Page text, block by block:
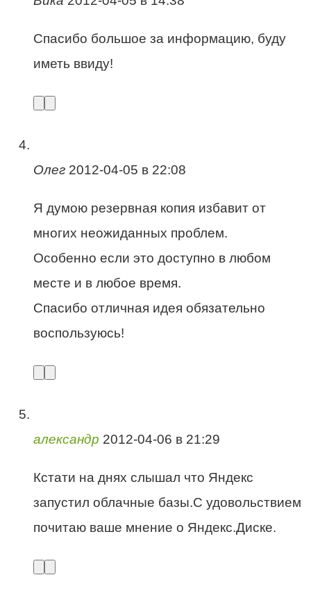
Спасибо большое за информацию, буду
иметь ввиду!
Олег 2012-04-05 в 22:08
Я думою резервная копия избавит от
многих неожиданных проблем.
Особенно если это доступно в любом
месте и в любое время.
Спасибо отличная идея обязательно
воспользуюсь!
александр 2012-04-06 в 21:29
Кстати на днях слышал что Яндекс
запустил облачные базы.С удовольствием
почитаю ваше мнение о Яндекс.Диске.